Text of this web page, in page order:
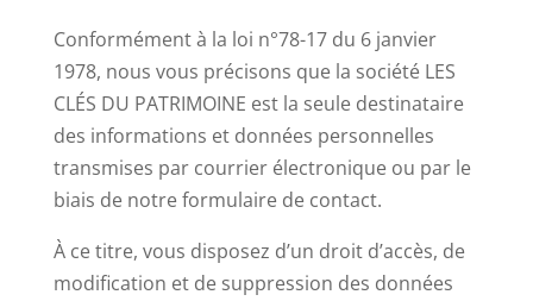
Conformément à la loi n°78-17 du 6 janvier
1978, nous vous précisons que la société LES
CLÉS DU PATRIMOINE est la seule destinataire
des informations et données personnelles
transmises par courrier électronique ou par le
biais de notre formulaire de contact.
À ce titre, vous disposez d’un droit d’accès, de
modification et de suppression des données